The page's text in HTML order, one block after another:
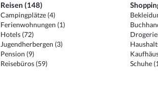
Reisen (148)
Campingplätze (4)
Ferienwohnungen (1)
Hotels (72)
Jugendherbergen (3)
Pension (9)
Reisebüros (59)
Schuhe